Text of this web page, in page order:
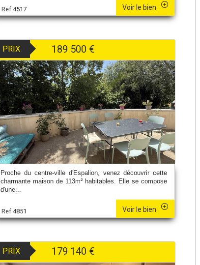
Ref 4517 Voir le bien
PRIX 189 500 €
Proche du centre-ville d'Espalion, venez découvrir cette
charmante maison de 113m² habitables. Elle se compose
d'une...
Ref 4851 Voir le bien
PRIX 179 140 €